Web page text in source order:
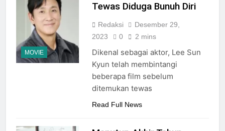
MOVIE
Tewas Diduga Bunuh Diri
Redaksi
Desember 29,
2023
0 2 mins
Dikenal sebagai aktor, Lee Sun
Kyun telah membintangi
beberapa film sebelum
ditemukan tewas
Read Full News